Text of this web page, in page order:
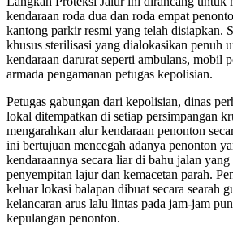
kendaraan roda dua dan roda empat
kantong parkir resmi yang telah disiapkan.
khusus sterilisasi yang dialokasikan penuh
kendaraan darurat seperti ambulans, mobil
armada pengamanan petugas kepolisian.
Petugas gabungan dari kepolisian, dinas
lokal ditempatkan di setiap persimpangan
mengarahkan alur kendaraan penonton
ini bertujuan mencegah adanya penonton
kendaraannya secara liar di bahu jalan
penyempitan lajur dan kemacetan parah.
keluar lokasi balapan dibuat secara searah
kelancaran arus lalu lintas pada jam-jam
kepulangan penonton.